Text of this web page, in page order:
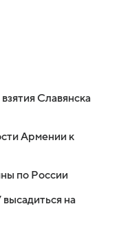
Славянска
Армении к
по России
на